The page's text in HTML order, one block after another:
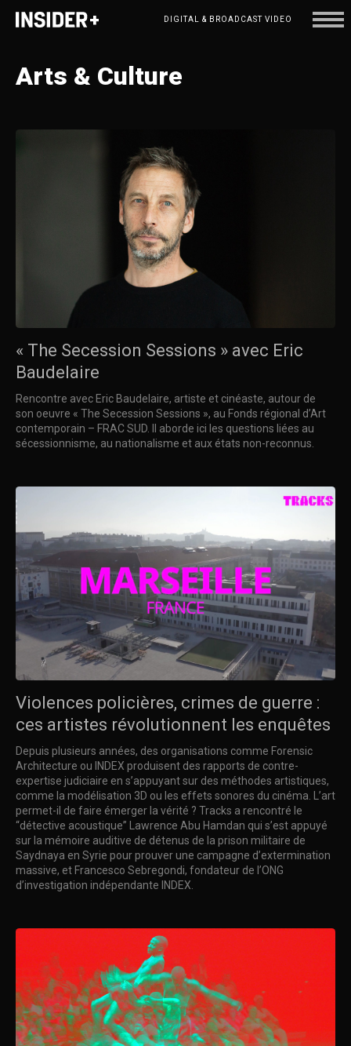
DIGITAL & BROADCAST VIDEO
Arts & Culture
« The Secession Sessions » avec Eric
Baudelaire
Rencontre avec Eric Baudelaire, artiste et cinéaste, autour de
son oeuvre « The Secession Sessions », au Fonds régional d’Art
contemporain – FRAC SUD. Il aborde ici les questions liées au
sécessionnisme, au nationalisme et aux états non-reconnus.
Violences policières, crimes de guerre :
ces artistes révolutionnent les enquêtes
Depuis plusieurs années, des organisations comme Forensic
Architecture ou INDEX produisent des rapports de contre-
expertise judiciaire en s’appuyant sur des méthodes artistiques,
comme la modélisation 3D ou les effets sonores du cinéma. L’art
permet-il de faire émerger la vérité ? Tracks a rencontré le
“détective acoustique” Lawrence Abu Hamdan qui s’est appuyé
sur la mémoire auditive de détenus de la prison militaire de
Saydnaya en Syrie pour prouver une campagne d’extermination
massive, et Francesco Sebregondi, fondateur de l’ONG
d’investigation indépendante INDEX.